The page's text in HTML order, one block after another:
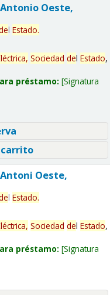
Oeste,
l Estado.
Sociedad del Estado,
préstamo: Signatura
Oeste,
l Estado.
Sociedad del Estado,
préstamo: Signatura